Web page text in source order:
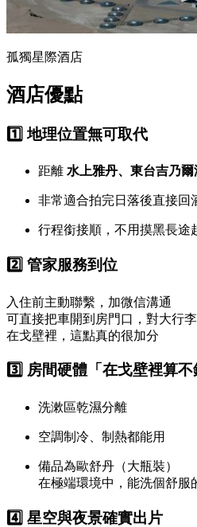
孤獨星際酒店
酒店優點
1️⃣ 地理位置無可取代
距離 水上雅丹、東台吉乃爾
非常適合拍完日落後直接回
行程銜接順，不用摸黑長途
2️⃣ 管家服務到位
入住前主動聯繫，加微信溝通
可直接把車開到房門口，對大行
在戈壁裡，這點真的很加分
3️⃣ 房間硬體「在戈壁裡算不
洗漱區乾濕分離
空調制冷、制熱都能用
備品為歐舒丹（大瓶裝）
在極端環境中，能洗個舒服
4️⃣ 星空與夜景確實出片